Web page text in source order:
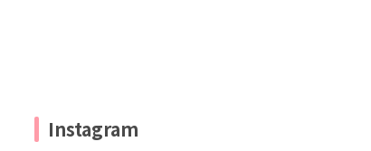
Instagram